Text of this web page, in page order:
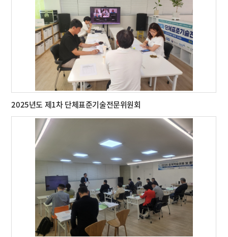
2025년도 제1차 단체표준기술전문위원회